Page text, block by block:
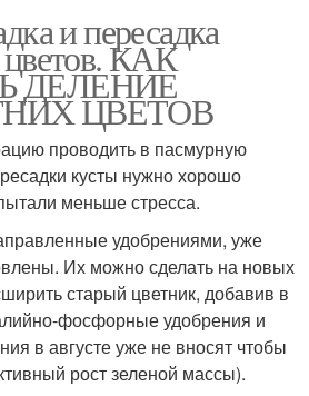
и пересадка
КАК
ДЕЛЕНИЕ
ЦВЕТОВ
проводить в пасмурную
кусты нужно хорошо
меньше стресса.
удобрениями, уже
Их можно сделать на новых
старый цветник, добавив в
фосфорные удобрения и
в августе уже не вносят чтобы
рост зеленой массы).